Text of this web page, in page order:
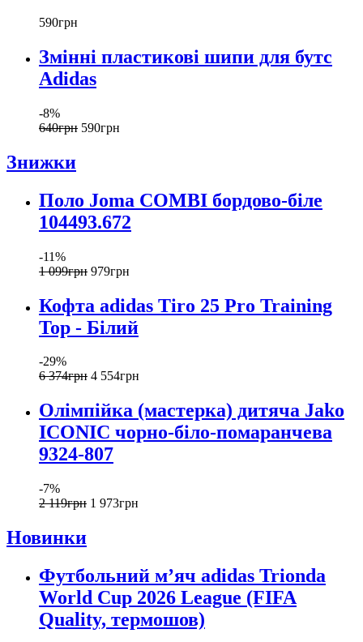
590грн
Змінні пластикові шипи для бутс
Adidas
-8%
640грн 590грн
Знижки
Поло Joma COMBI бордово-біле
104493.672
-11%
1 099грн 979грн
Кофта adidas Tiro 25 Pro Training
Top - Білий
-29%
6 374грн 4 554грн
Олімпійка (мастерка) дитяча Jako
ICONIC чорно-біло-помаранчева
9324-807
-7%
2 119грн 1 973грн
Новинки
Футбольний м’яч adidas Trionda
World Cup 2026 League (FIFA
Quality, термошов)